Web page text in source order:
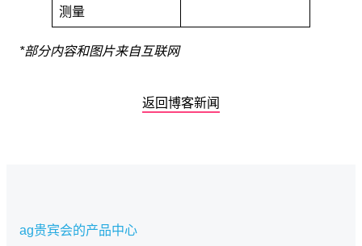
测量
*部分内容和图片来自互联网
返回博客新闻
ag贵宾会的产品中心